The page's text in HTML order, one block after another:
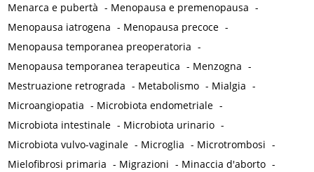
Menarca e pubertà - Menopausa e premenopausa -
Menopausa iatrogena - Menopausa precoce -
Menopausa temporanea preoperatoria -
Menopausa temporanea terapeutica - Menzogna -
Mestruazione retrograda - Metabolismo - Mialgia -
Microangiopatia - Microbiota endometriale -
Microbiota intestinale - Microbiota urinario -
Microbiota vulvo-vaginale - Microglia - Microtrombosi -
Mielofibrosi primaria - Migrazioni - Minaccia d'aborto -